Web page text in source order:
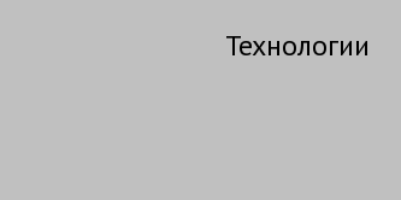
Технологии